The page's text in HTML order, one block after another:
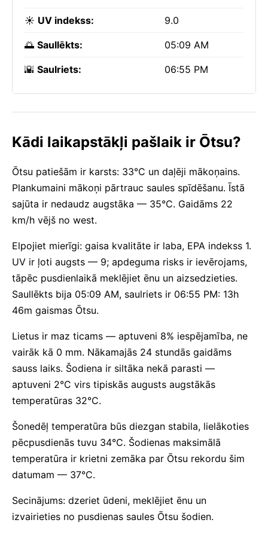
☀️ UV indekss: 9.0
🌅 Saullēkts: 05:09 AM
🌇 Saulriets: 06:55 PM
Kādi laikapstākļi pašlaik ir Ōtsu?
Ōtsu patiešām ir karsts: 33°C un daļēji mākoņains.
Plankumaini mākoņi pārtrauc saules spīdēšanu. Īstā
sajūta ir nedaudz augstāka — 35°C. Gaidāms 22
km/h vējš no west.
Elpojiet mierīgi: gaisa kvalitāte ir laba, EPA indekss 1.
UV ir ļoti augsts — 9; apdeguma risks ir ievērojams,
tāpēc pusdienlaikā meklējiet ēnu un aizsedzieties.
Saullēkts bija 05:09 AM, saulriets ir 06:55 PM: 13h
46m gaismas Ōtsu.
Lietus ir maz ticams — aptuveni 8% iespējamība, ne
vairāk kā 0 mm. Nākamajās 24 stundās gaidāms
sauss laiks. Šodiena ir siltāka nekā parasti —
aptuveni 2°C virs tipiskās augusts augstākās
temperatūras 32°C.
Šonedēļ temperatūra būs diezgan stabila, lielākoties
pēcpusdienās tuvu 34°C. Šodienas maksimālā
temperatūra ir krietni zemāka par Ōtsu rekordu šim
datumam — 37°C.
Secinājums: dzeriet ūdeni, meklējiet ēnu un
izvairieties no pusdienas saules Ōtsu šodien.